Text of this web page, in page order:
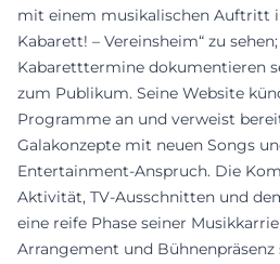
mit einem musikalischen Auftritt
Kabarett! – Vereinsheim“ zu
Kabaretttermine dokumentieren
zum Publikum. Seine Website
Programme an und verweist
Galakonzepte mit neuen Songs
Entertainment-Anspruch. Die
Aktivität, TV-Ausschnitten und
eine reife Phase seiner
Arrangement und